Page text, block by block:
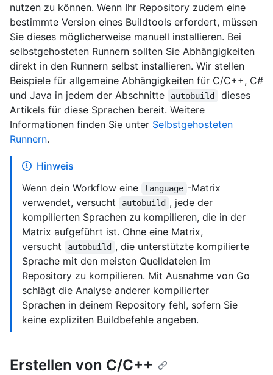
nutzen zu können. Wenn Ihr Repository zudem eine
bestimmte Version eines Buildtools erfordert, müssen
Sie dieses möglicherweise manuell installieren. Bei
selbstgehosteten Runnern sollten Sie Abhängigkeiten
direkt in den Runnern selbst installieren. Wir stellen
Beispiele für allgemeine Abhängigkeiten für C/C++, C#
und Java in jedem der Abschnitte
autobuild
dieses
Artikels für diese Sprachen bereit. Weitere
Informationen finden Sie unter Selbstgehosteten
Runnern.
Hinweis
Wenn dein Workflow eine
language -Matrix
verwendet, versucht
autobuild , jede der
kompilierten Sprachen zu kompilieren, die in der
Matrix aufgeführt ist. Ohne eine Matrix,
versucht
autobuild , die unterstützte kompilierte
Sprache mit den meisten Quelldateien im
Repository zu kompilieren. Mit Ausnahme von Go
schlägt die Analyse anderer kompilierter
Sprachen in deinem Repository fehl, sofern Sie
keine expliziten Buildbefehle angeben.
Erstellen von C/C++